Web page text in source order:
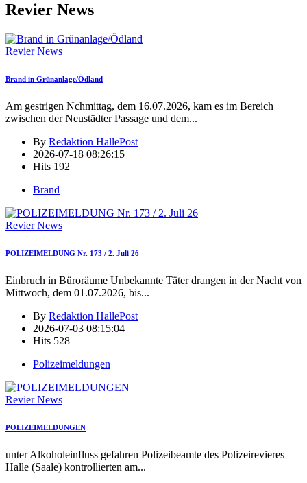
Revier News
Revier News
Brand in Grünanlage/Ödland
Am gestrigen Nchmittag, dem 16.07.2026, kam es im Bereich
zwischen der Neustädter Passage und dem...
By Redaktion HallePost
2026-07-18 08:26:15
Hits 192
Brand
Revier News
POLIZEIMELDUNG Nr. 173 / 2. Juli 26
Einbruch in Büroräume Unbekannte Täter drangen in der Nacht von
Mittwoch, dem 01.07.2026, bis...
By Redaktion HallePost
2026-07-03 08:15:04
Hits 528
Polizeimeldungen
Revier News
POLIZEIMELDUNGEN
unter Alkoholeinfluss gefahren Polizeibeamte des Polizeirevieres
Halle (Saale) kontrollierten am...